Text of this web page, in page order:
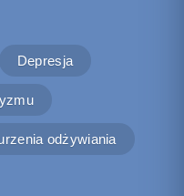
Depresja
odżywiania